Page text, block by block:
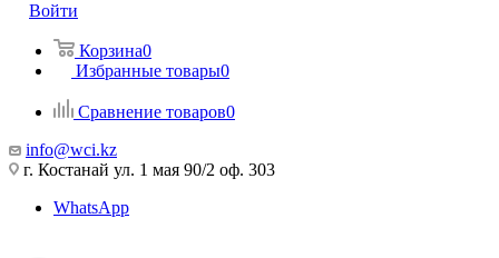
Войти
Корзина0
Избранные товары0
Сравнение товаров0
info@wci.kz
г. Костанай ул. 1 мая 90/2 оф. 303
WhatsApp